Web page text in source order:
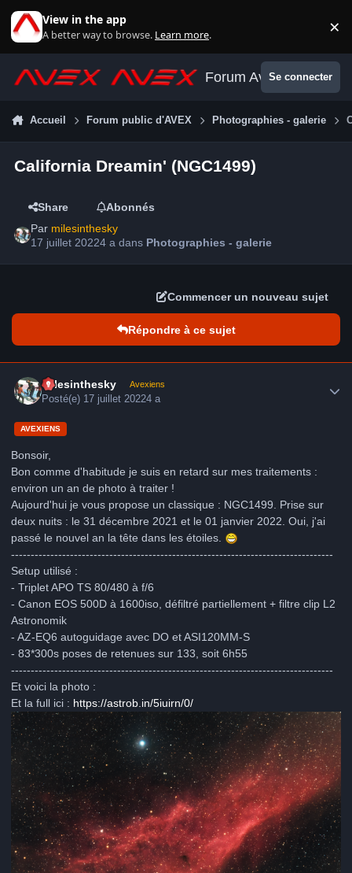
View in the app
A better way to browse. Learn more. ×
Forum AvexSe connecter
Accueil Forum public d'AVEX Photographies - galerie
California Dreamin' (NGC1499)
Share
Abonnés
Par milesinthesky
17 juillet 20224 a dans Photographies - galerie
Commencer un nouveau sujet
Répondre à ce sujet
milesinthesky Avexiens
Posté(e) 17 juillet 20224 a
AVEXIENS
Bonsoir,
Bon comme d'habitude je suis en retard sur mes traitements :
environ un an de photo à traiter !
Aujourd'hui je vous propose un classique : NGC1499. Prise sur
deux nuits : le 31 décembre 2021 et le 01 janvier 2022. Oui, j'ai
passé le nouvel an la tête dans les étoiles.
----------------------------------------------------------------------------------
Setup utilisé :
- Triplet APO TS 80/480 à f/6
- Canon EOS 500D à 1600iso, défiltré partiellement + filtre clip L2
Astronomik
- AZ-EQ6 autoguidage avec DO et ASI120MM-S
- 83*300s poses de retenues sur 133, soit 6h55
----------------------------------------------------------------------------------
Et voici la photo :
Et la full ici : https://astrob.in/5iuirn/0/